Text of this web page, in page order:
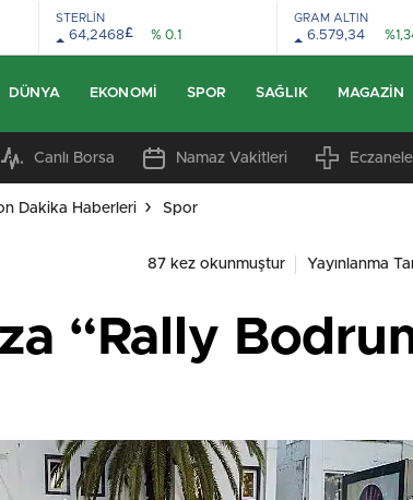
STERLİN
64,2468£ % 0.1
GRAM ALTIN
6.579,34
DÜNYA EKONOMI SPOR SAĞLIK MAGAZIN
Canlı Borsa Namaz Vakitleri
Dakika Haberleri Spor
87 kez okunmuştur Yayınlanma
“Rally